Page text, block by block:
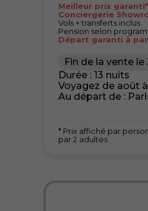
Meilleur prix
Conciergerie
Vols + transferts inclus
Pension selon
Départ garanti à
Fin de la vente le
Durée : 13 nuits
Voyagez de août
Au départ de :
* Prix affiché par
par 2 adultes